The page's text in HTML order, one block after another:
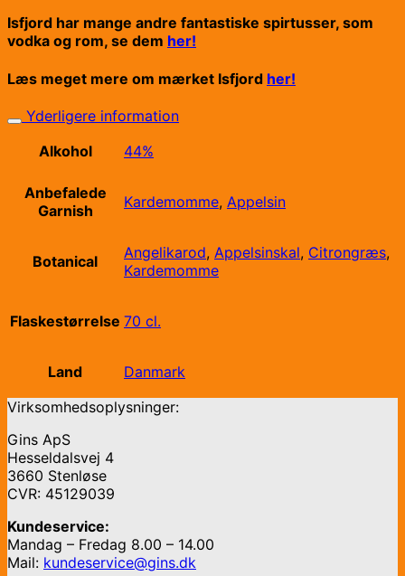
Isfjord har mange andre fantastiske spirtusser, som
vodka og rom, se dem her!
Læs meget mere om mærket Isfjord her!
Yderligere information
Alkohol
44%
Anbefalede
Garnish
Kardemomme, Appelsin
Botanical Angelikarod, Appelsinskal, Citrongræs,
Kardemomme
Flaskestørrelse 70 cl.
Land
Danmark
Virksomhedsoplysninger:
Gins ApS
Hesseldalsvej 4
3660 Stenløse
CVR: 45129039
Kundeservice:
Mandag – Fredag 8.00 – 14.00
Mail: kundeservice@gins.dk